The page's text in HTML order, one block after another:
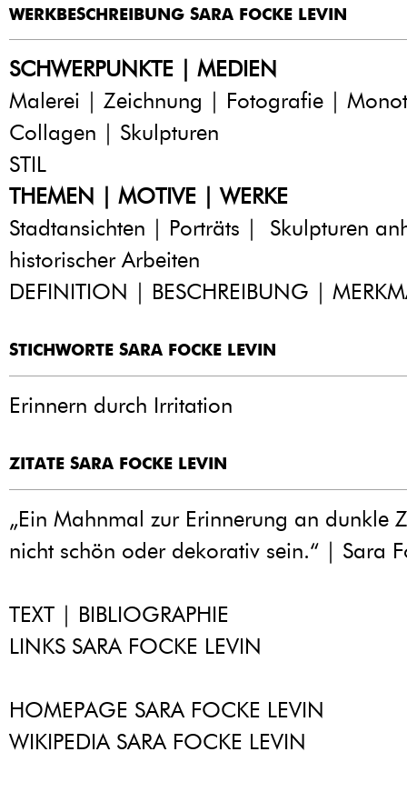
WERKBESCHREIBUNG SARA FOCKE LEVIN
SCHWERPUNKTE | MEDIEN
Malerei | Zeichnung | Fotografie |
Collagen | Skulpturen
STIL
THEMEN | MOTIVE | WERKE
Stadtansichten | Porträts | Skulpturen
historischer Arbeiten
DEFINITION | BESCHREIBUNG |
STICHWORTE SARA FOCKE LEVIN
Erinnern durch Irritation
ZITATE SARA FOCKE LEVIN
„Ein Mahnmal zur Erinnerung an dunkle
nicht schön oder dekorativ sein.“ | Sara
TEXT | BIBLIOGRAPHIE
LINKS SARA FOCKE LEVIN
HOMEPAGE SARA FOCKE LEVIN
WIKIPEDIA SARA FOCKE LEVIN